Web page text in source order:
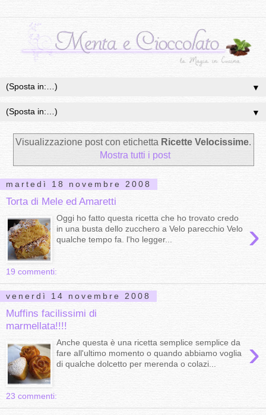
▼
▼
Visualizzazione post con etichetta Ricette Velocissime.
Mostra tutti i post
martedì 18 novembre 2008
Torta di Mele ed Amaretti
›
Oggi ho fatto questa ricetta che ho trovato credo
in una busta dello zucchero a Velo parecchio Velo
qualche tempo fa. l'ho legger...
19 commenti:
venerdì 14 novembre 2008
Muffins facilissimi di
marmellata!!!!
›
Anche questa è una ricetta semplice semplice da
fare all'ultimo momento o quando abbiamo voglia
di qualche dolcetto per merenda o colazi...
23 commenti: